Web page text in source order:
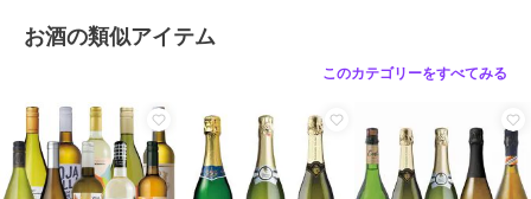
お酒の類似アイテム
このカテゴリーをすべてみる